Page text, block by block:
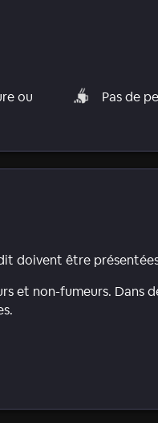
ou
Pas de
doivent être
et non-fumeurs. Dans